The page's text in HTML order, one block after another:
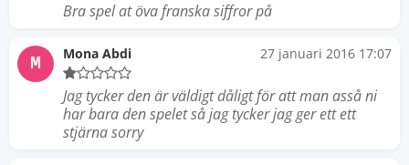
Bra spel at öva franska siffror på
M Mona Abdi 27 januari 2016 17:07
Jag tycker den är väldigt dåligt för att man asså ni
har bara den spelet så jag tycker jag ger ett ett
stjärna sorry